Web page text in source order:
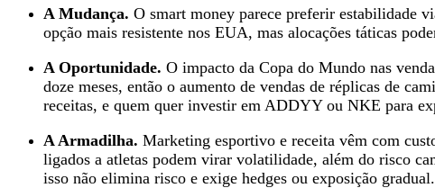
A Mudança. O smart money parece preferir estabilidade
opção mais resistente nos EUA, mas alocações táticas
A Oportunidade. O impacto da Copa do Mundo nas
doze meses, então o aumento de vendas de réplicas de
receitas, e quem quer investir em ADDYY ou NKE para
A Armadilha. Marketing esportivo e receita vêm com
ligados a atletas podem virar volatilidade, além do risco
isso não elimina risco e exige hedges ou exposição gradual.